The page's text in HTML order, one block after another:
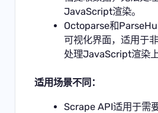
JavaScript渲染。
Octoparse和
可视化界面，适用于
处理JavaScript渲染上
适用场景不同：
Scrape API适用于需